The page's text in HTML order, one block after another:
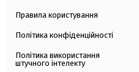
Правила користування
Політика конфіденційності
Політика використання
штучного інтелекту